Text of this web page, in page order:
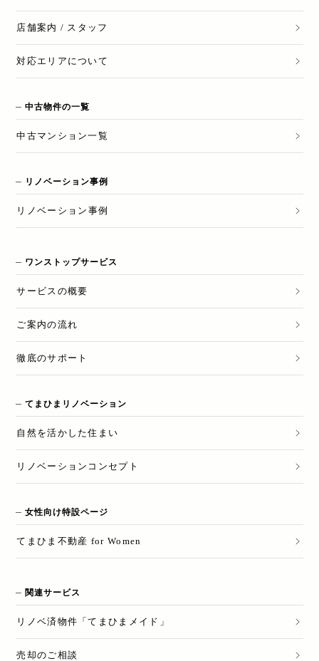
店舗案内 / スタッフ
対応エリアについて
中古物件の一覧
中古マンション一覧
リノベーション事例
リノベーション 事例
ワンストップサービス
サービスの概要
ご案内の流れ
徹底のサポート
てまひまリノベーション
自然を活かした住まい
リノベーションコンセプト
女性向け特設ページ
てまひま不動産 for Women
関連サービス
リノベ済物件「てまひまメイド」
売却のご相談